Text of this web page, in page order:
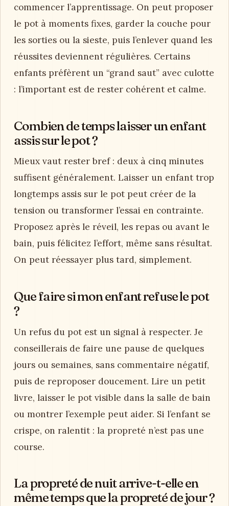
commencer l’apprentissage. On peut proposer
le pot à moments fixes, garder la couche pour
les sorties ou la sieste, puis l’enlever quand les
réussites deviennent régulières. Certains
enfants préfèrent un “grand saut” avec culotte
: l’important est de rester cohérent et calme.
Combien de temps laisser un enfant
assis sur le pot ?
Mieux vaut rester bref : deux à cinq minutes
suffisent généralement. Laisser un enfant trop
longtemps assis sur le pot peut créer de la
tension ou transformer l’essai en contrainte.
Proposez après le réveil, les repas ou avant le
bain, puis félicitez l’effort, même sans résultat.
On peut réessayer plus tard, simplement.
Que faire si mon enfant refuse le pot
?
Un refus du pot est un signal à respecter. Je
conseillerais de faire une pause de quelques
jours ou semaines, sans commentaire négatif,
puis de reproposer doucement. Lire un petit
livre, laisser le pot visible dans la salle de bain
ou montrer l’exemple peut aider. Si l’enfant se
crispe, on ralentit : la propreté n’est pas une
course.
La propreté de nuit arrive-t-elle en
même temps que la propreté de jour ?